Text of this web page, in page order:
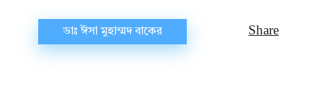
ডাঃ ঈসা মুহাম্মদ বাকের